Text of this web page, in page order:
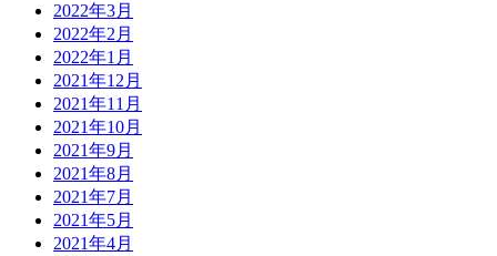
2022年3月
2022年2月
2022年1月
2021年12月
2021年11月
2021年10月
2021年9月
2021年8月
2021年7月
2021年5月
2021年4月